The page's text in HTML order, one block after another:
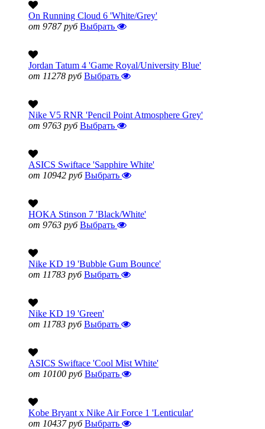
On Running Cloud 6 'White/Grey'
от 9787 руб Выбрать
Jordan Tatum 4 'Game Royal/University Blue'
от 11278 руб Выбрать
Nike V5 RNR 'Pencil Point Atmosphere Grey'
от 9763 руб Выбрать
ASICS Swiftace 'Sapphire White'
от 10942 руб Выбрать
HOKA Stinson 7 'Black/White'
от 9763 руб Выбрать
Nike KD 19 'Bubble Gum Bounce'
от 11783 руб Выбрать
Nike KD 19 'Green'
от 11783 руб Выбрать
ASICS Swiftace 'Cool Mist White'
от 10100 руб Выбрать
Kobe Bryant x Nike Air Force 1 'Lenticular'
от 10437 руб Выбрать